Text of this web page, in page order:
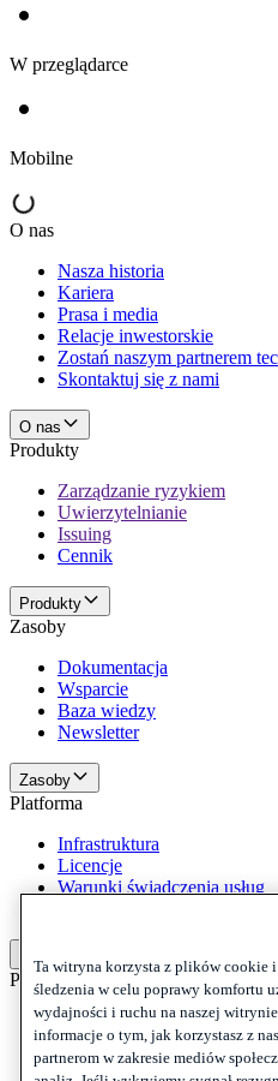
W przeglądarce
Mobilne
O nas
Nasza historia
Kariera
Prasa i media
Relacje inwestorskie
Zostań naszym partnerem
Skontaktuj się z nami
O nas
Produkty
Zarządzanie ryzykiem
Uwierzytelnianie
Issuing
Cennik
Produkty
Zasoby
Dokumentacja
Wsparcie
Baza wiedzy
Newsletter
Zasoby
Platforma
Infrastruktura
Licencje
Warunki świadczenia usług
Polityki i zastrzeżenia
Privacy
Cookies
Disclaimer
Ta witryna korzysta z plików cookie
śledzenia w celu poprawy komfortu
wydajności i ruchu na naszej
informacje o tym, jak korzystasz z
partnerom w zakresie mediów